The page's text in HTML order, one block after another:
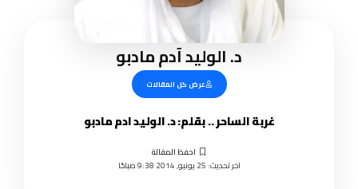
د. الوليد آدم مادبو
عرض كل المقالات
غربة الساحر .. بقلم: د. الوليد ادم مادبو
اخر تحديث: 25 يونيو, 2014 9:38 صباحًا